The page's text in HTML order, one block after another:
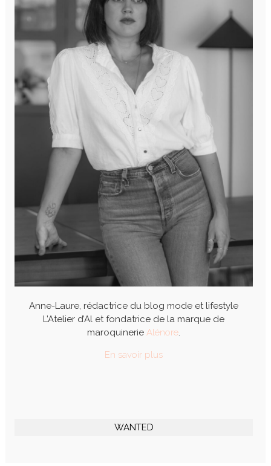
Anne-Laure, rédactrice du blog mode et lifestyle
L’Atelier d’Al et fondatrice de la marque de
maroquinerie Alénore.
En savoir plus
WANTED